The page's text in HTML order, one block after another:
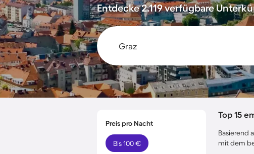
Entdecke 2.119 verfügbare
Preis pro Nacht
Bis 100 €
Top 15
Basierend
mit dem